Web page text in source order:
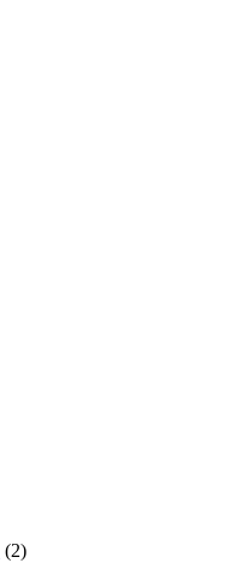
(2)